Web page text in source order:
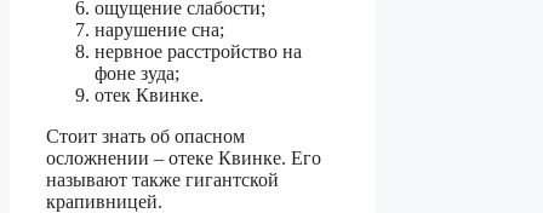
ощущение слабости;
нарушение сна;
нервное расстройство на
фоне зуда;
отек Квинке.
Стоит знать об опасном
осложнении – отеке Квинке. Его
называют также гигантской
крапивницей.